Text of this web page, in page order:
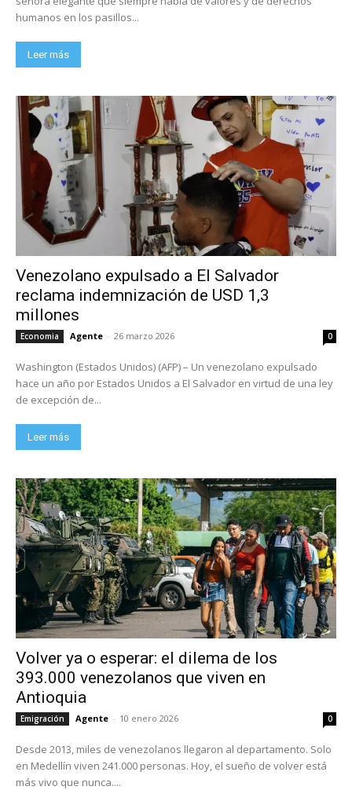
humanos en los pasillos...
Leer más
Venezolano expulsado a El Salvador
reclama indemnización de USD 1,3
millones
Economia Agente - 26 marzo 2026 0
Washington (Estados Unidos) (AFP) – Un venezolano expulsado
hace un año por Estados Unidos a El Salvador en virtud de una ley
de excepción de...
Leer más
Volver ya o esperar: el dilema de los
393.000 venezolanos que viven en
Antioquia
Emigración Agente - 10 enero 2026 0
Desde 2013, miles de venezolanos llegaron al departamento. Solo
en Medellín viven 241.000 personas. Hoy, el sueño de volver está
más vivo que nunca....